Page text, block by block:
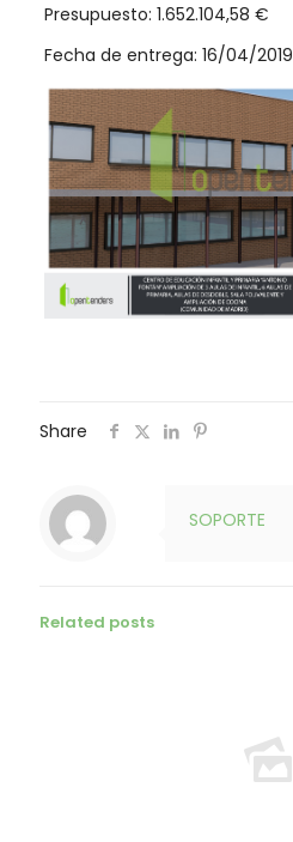
Presupuesto: 1.652.104,58 €
Fecha de entrega: 16/04/2019
Share
SOPORTE
Related posts